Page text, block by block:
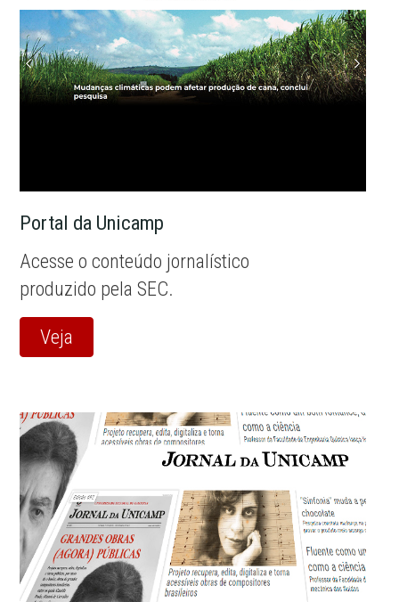
Portal da Unicamp
Acesse o conteúdo jornalístico
produzido pela SEC.
Veja